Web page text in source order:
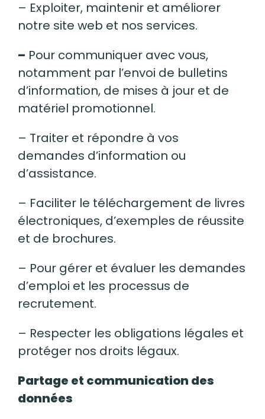
– Exploiter, maintenir et améliorer
notre site web et nos services.
– Pour communiquer avec vous,
notamment par l’envoi de bulletins
d’information, de mises à jour et de
matériel promotionnel.
– Traiter et répondre à vos
demandes d’information ou
d’assistance.
– Faciliter le téléchargement de livres
électroniques, d’exemples de réussite
et de brochures.
– Pour gérer et évaluer les demandes
d’emploi et les processus de
recrutement.
– Respecter les obligations légales et
protéger nos droits légaux.
Partage et communication des
données